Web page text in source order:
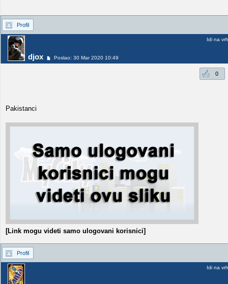
Profil
djox Poslao: 30 Mar 2020 10:49
Idi na vrh
0
Pakistanci
[Link mogu videti samo ulogovani korisnici]
Profil
Idi na vrh